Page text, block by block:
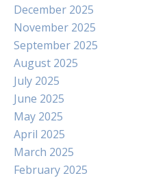
December 2025
November 2025
September 2025
August 2025
July 2025
June 2025
May 2025
April 2025
March 2025
February 2025